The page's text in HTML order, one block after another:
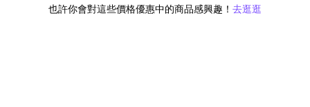
也許你會對這些價格優惠中的商品感興趣！ 去逛逛